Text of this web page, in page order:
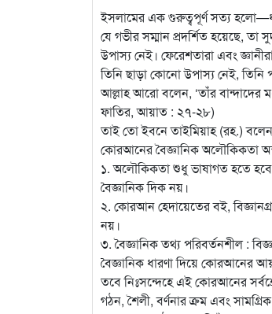
ইসলামের এক গুরুত্বপূর্ণ সত্য
যে গভীর সম্মান প্রদর্শিত হয়েছে, তা
উপাস্য নেই। ফেরেশতারা এবং
তিনি ছাড়া কোনো উপাস্য নেই,
আল্লাহ আরো বলেন, ‘তাঁর বান্দাদের
ফাতির, আয়াত : ২৭-২৮)
তাই তো ইবনে তাইমিয়াহ (রহ.)
কোরআনের বৈজ্ঞানিক অলৌকিকতা
১. অলৌকিকতা শুধু ভাষাগত হতে
বৈজ্ঞানিক দিক নয়।
২. কোরআন হেদায়েতের বই,
নয়।
৩. বৈজ্ঞানিক তথ্য পরিবর্তনশীল :
বৈজ্ঞানিক ধারণা দিয়ে কোরআনের
তবে নিঃসন্দেহে এই কোরআনের
গঠন, শৈলী, বর্ণনার ক্রম এবং